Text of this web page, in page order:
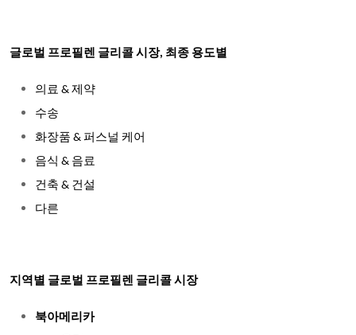
글로벌 프로필렌 글리콜 시장, 최종 용도별
의료 & 제약
수송
화장품 & 퍼스널 케어
음식 & 음료
건축 & 건설
다른
지역별 글로벌 프로필렌 글리콜 시장
북아메리카